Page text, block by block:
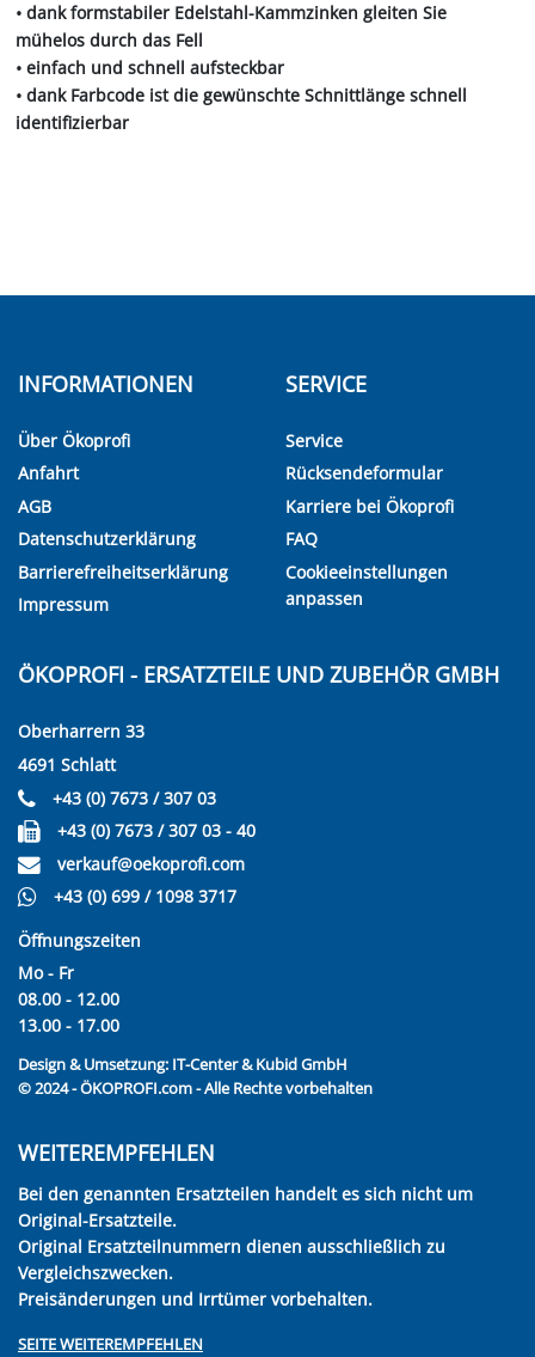
• dank formstabiler Edelstahl-Kammzinken gleiten Sie
mühelos durch das Fell
• einfach und schnell aufsteckbar
• dank Farbcode ist die gewünschte Schnittlänge schnell
identifizierbar
INFORMATIONEN
Über Ökoprofi
Anfahrt
AGB
Datenschutzerklärung
Barrierefreiheitserklärung
Impressum
SERVICE
Service
Rücksendeformular
Karriere bei Ökoprofi
FAQ
Cookieeinstellungen
anpassen
ÖKOPROFI - ERSATZTEILE UND ZUBEHÖR GMBH
Oberharrern 33
4691 Schlatt
+43 (0) 7673 / 307 03
+43 (0) 7673 / 307 03 - 40
verkauf@oekoprofi.com
+43 (0) 699 / 1098 3717
Öffnungszeiten
Mo - Fr
08.00 - 12.00
13.00 - 17.00
Design & Umsetzung: IT-Center & Kubid GmbH
© 2024 - ÖKOPROFI.com - Alle Rechte vorbehalten
WEITEREMPFEHLEN
Bei den genannten Ersatzteilen handelt es sich nicht um
Original-Ersatzteile.
Original Ersatzteilnummern dienen ausschließlich zu
Vergleichszwecken.
Preisänderungen und Irrtümer vorbehalten.
SEITE WEITEREMPFEHLEN